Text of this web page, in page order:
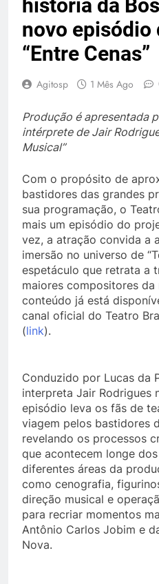
história da
novo episódio
“Entre Cenas”
Agitosp 1 Mês Ago
Produção é apresentada
intérprete de Jair
Musical”
Com o propósito de
bastidores das grandes
sua programação, o
mais um episódio do
vez, a atração convida a
imersão no universo de
espetáculo que retrata a
maiores compositores da
conteúdo já está
canal oficial do Teatro
(link).
Conduzido por Lucas da
interpreta Jair Rodrigues
episódio leva os fãs de
viagem pelos bastidores
revelando os processos
que acontecem longe
diferentes áreas da
como cenografia,
direção musical e
para recriar momentos
Antônio Carlos Jobim e
Nova.